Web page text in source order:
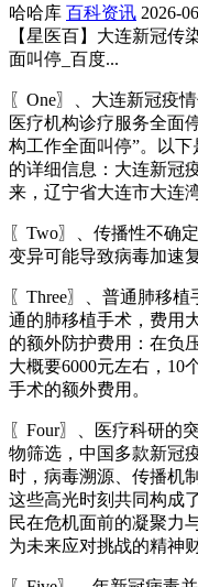
哈哈库 百科资讯 2026-
【星医百】大连新冠传
面叫停_百度...
〖One〗、大连新冠疫
医疗机构诊疗服务全面
构工作全面叫停”。以
的详细信息：大连新冠
来，辽宁省大连市大连
〖Two〗、传播性不确
变异可能导致病毒加速
〖Three〗、普通肺移
通的肺移植手术，费用
的额外防护费用：在负
大概要6000元左右，10
手术的额外费用。
〖Four〗、医疗科研的
物筛选，中国多款新冠
时，病毒溯源、传播机
这些高光时刻共同构成
民在危机面前的凝聚力
为未来应对挑战的精神